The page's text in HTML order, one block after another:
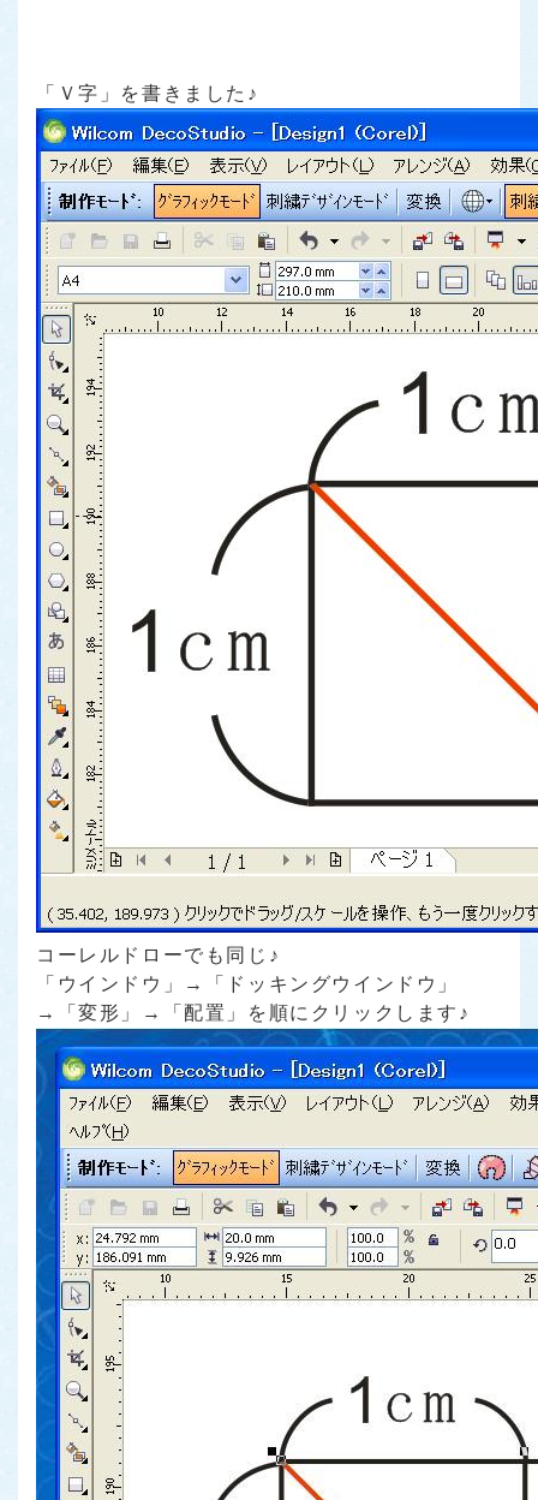
「Ｖ字」を書きました♪
コーレルドローでも同じ♪
「ウインドウ」→「ドッキングウインドウ」
→「変形」→「配置」を順にクリックします♪